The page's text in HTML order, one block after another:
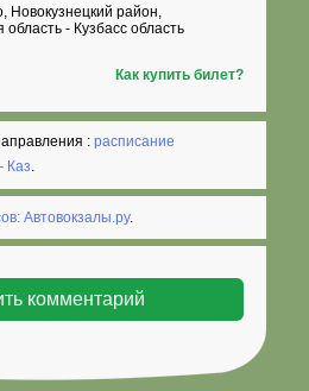
Новокузнецкий район,
область - Кузбасс область
Как купить билет?
:расписание
Каз.
Автовокзалы.ру.